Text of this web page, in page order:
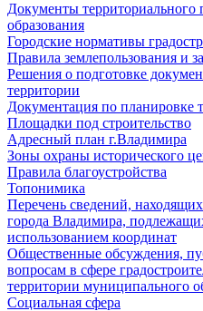
Документы
образования
Городские нормативы
Правила землепользования и
Решения о подготовке
территории
Документация по планировке
Площадки под строительство
Адресный план г.Владимира
Зоны охраны исторического
Правила благоустройства
Топонимика
Перечень сведений,
города Владимира,
использованием координат
Общественные обсуждения,
вопросам в сфере
территории муниципального
Социальная сфера